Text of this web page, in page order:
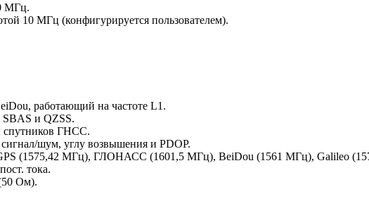
МГц.
10 МГц (конфигурируется пользователем).
работающий на частоте L1.
SBAS и QZSS.
спутников ГНСС.
шум, углу возвышения и PDOP.
(1575,42 МГц), ГЛОНАСС (1601,5 МГц), BeiDou (1561 МГц), Galileo
тока.
Ом).